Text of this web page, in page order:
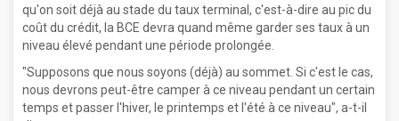
qu'on soit déjà au stade du taux terminal, c'est-à-dire au pic du
coût du crédit, la BCE devra quand même garder ses taux à un
niveau élevé pendant une période prolongée.
"Supposons que nous soyons (déjà) au sommet. Si c'est le cas,
nous devrons peut-être camper à ce niveau pendant un certain
temps et passer l'hiver, le printemps et l'été à ce niveau", a-t-il